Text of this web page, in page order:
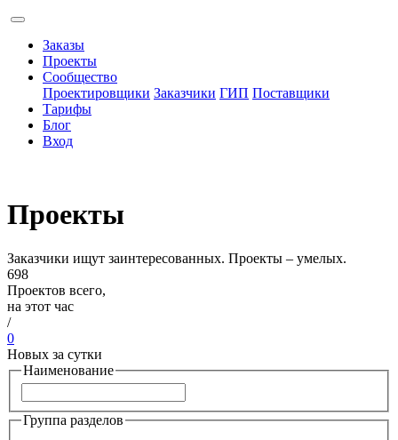
Заказы
Проекты
Сообщество
Проектировщики Заказчики ГИП Поставщики
Тарифы
Блог
Вход
Проекты
Заказчики ищут заинтересованных. Проекты – умелых.
698
Проектов всего,
на этот час
/
0
Новых за сутки
Наименование
Группа разделов